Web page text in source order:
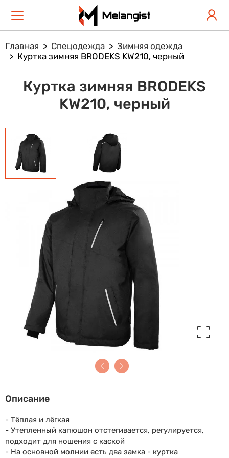
Главная Спецодежда
Зимняя одежда
Куртка зимняя BRODEKS KW210, черный
Куртка зимняя BRODEKS
KW210, черный
Описание
- Тёплая и лёгкая
- Утепленный капюшон отстегивается, регулируется,
подходит для ношения с каской
- На основной молнии есть два замка - куртка